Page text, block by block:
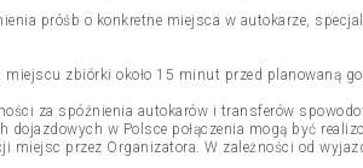
próśb o konkretne miejsca w autokarze,
zbiórki około 15 minut przed planowaną
za spóźnienia autokarów i transferów
dojazdowych w Polsce połączenia mogą być
miejsc przez Organizatora. W zależności od